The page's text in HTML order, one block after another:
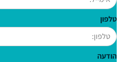
טלפון
הודעה